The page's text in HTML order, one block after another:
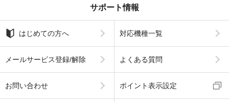
サポート情報
はじめての方へ 対応機種一覧
メールサービス登録/解除 よくある質問
お問い合わせ ポイント表示設定